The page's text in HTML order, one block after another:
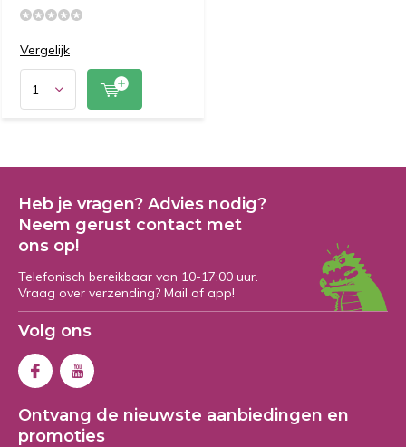
Vergelijk
Heb je vragen? Advies nodig?
Neem gerust contact met
ons op!
Telefonisch bereikbaar van 10-17:00 uur.
Vraag over verzending? Mail of app!
Volg ons
Ontvang de nieuwste aanbiedingen en
promoties